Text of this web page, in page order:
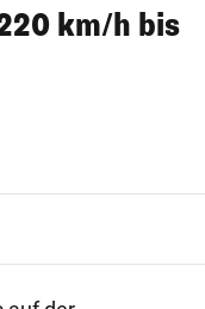
km/h bis